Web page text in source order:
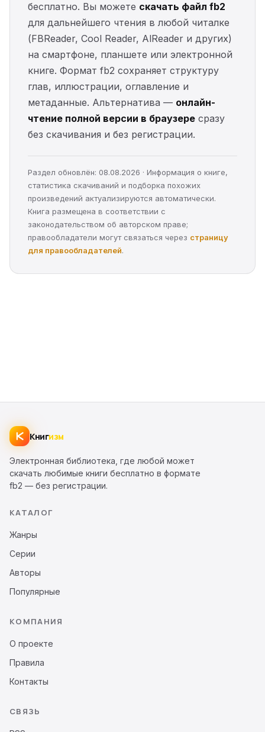
бесплатно. Вы можете скачать файл fb2
для дальнейшего чтения в любой читалке
(FBReader, Cool Reader, AlReader и других)
на смартфоне, планшете или электронной
книге. Формат fb2 сохраняет структуру
глав, иллюстрации, оглавление и
метаданные. Альтернатива — онлайн-
чтение полной версии в браузере сразу
без скачивания и без регистрации.
Раздел обновлён: 08.08.2026 · Информация о книге,
статистика скачиваний и подборка похожих
произведений актуализируются автоматически.
Книга размещена в соответствии с
законодательством об авторском праве;
правообладатели могут связаться через страницу
для правообладателей.
Книгизм
Электронная библиотека, где любой может
скачать любимые книги бесплатно в формате
fb2 — без регистрации.
КАТАЛОГ
Жанры
Серии
Авторы
Популярные
КОМПАНИЯ
О проекте
Правила
Контакты
СВЯЗЬ